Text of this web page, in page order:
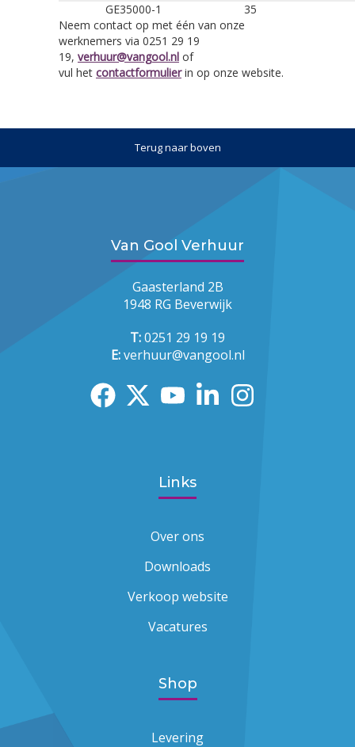
GE35000-1
35
Neem contact op met één van onze
werknemers via 0251 29 19
19, verhuur@vangool.nl of
vul het contactformulierin op onze website.
Terug naar boven
Van Gool Verhuur
Gaasterland 2B
1948 RG Beverwijk
T:0251 29 19 19
E:verhuur@vangool.nl
Links
Over ons
Downloads
Verkoop website
Vacatures
Shop
Levering